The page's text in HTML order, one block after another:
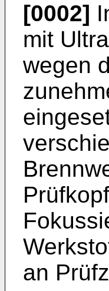
[0002]
mit
wegen
an